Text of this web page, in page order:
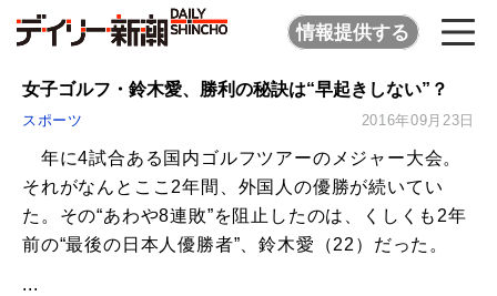
情報提供する
女子ゴルフ・鈴木愛、勝利の秘訣は“早起きしない”？
スポーツ 2016年09月23日
年に4試合ある国内ゴルフツアーのメジャー大会。
それがなんとここ2年間、外国人の優勝が続いてい
た。その“あわや8連敗”を阻止したのは、くしくも2年
前の“最後の日本人優勝者”、鈴木愛（22）だった。
...